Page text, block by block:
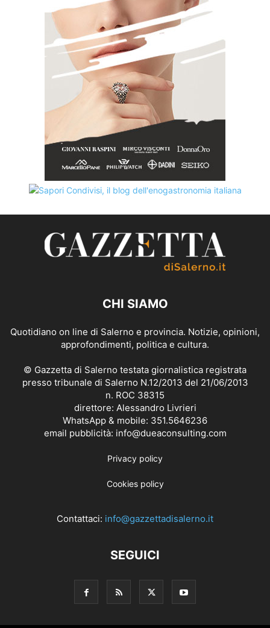
CHI SIAMO
Quotidiano on line di Salerno e provincia. Notizie, opinioni,
approfondimenti, politica e cultura.
© Gazzetta di Salerno testata giornalistica registrata
presso tribunale di Salerno N.12/2013 del 21/06/2013
n. ROC 38315
direttore: Alessandro Livrieri
WhatsApp & mobile: 351.5646236
email pubblicità: info@dueaconsulting.com
Privacy policy
Cookies policy
Contattaci: info@gazzettadisalerno.it
SEGUICI